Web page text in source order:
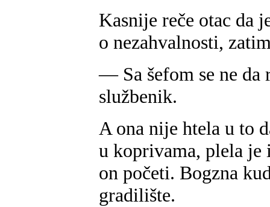
Kasnije reče otac da
o nezahvalnosti,
— Sa šefom se ne
službenik.
A ona nije htela u to
u koprivama, plela je
on početi. Bogzna
gradilište.